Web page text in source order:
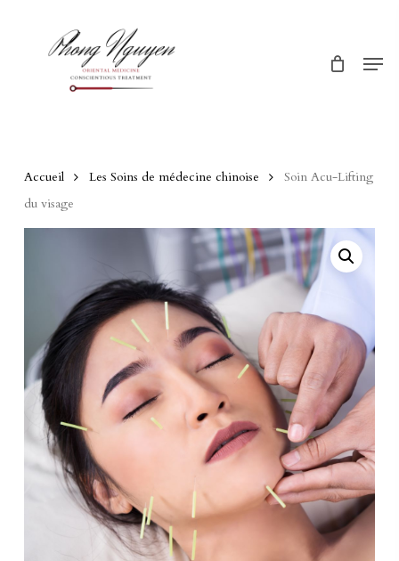
Accueil Les Soins de médecine chinoise
Soin Acu-Lifting
du visage